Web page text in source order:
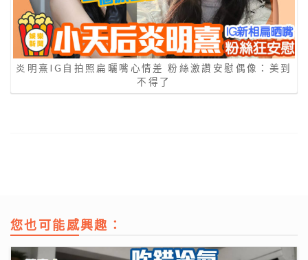
炎明熹IG自拍照扁曬嘴心情差 粉絲激讚安慰偶像：美到
不得了
您也可能感興趣：